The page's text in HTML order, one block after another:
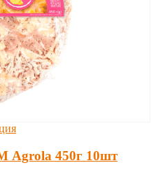
Agrola 450г 10шт